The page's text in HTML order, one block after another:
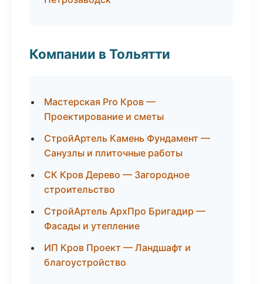
Компании в Тольятти
Мастерская Pro Кров —
Проектирование и сметы
СтройАртель Камень Фундамент —
Санузлы и плиточные работы
СК Кров Дерево — Загородное
строительство
СтройАртель АрхПро Бригадир —
Фасады и утепление
ИП Кров Проект — Ландшафт и
благоустройство